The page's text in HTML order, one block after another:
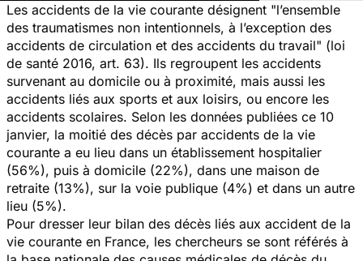
Les accidents de la vie courante désignent "l’ensemble
des traumatismes non intentionnels, à l’exception des
accidents de circulation et des accidents du travail" (loi
de santé 2016, art. 63). Ils regroupent les accidents
survenant au domicile ou à proximité, mais aussi les
accidents liés aux sports et aux loisirs, ou encore les
accidents scolaires. Selon les données publiées ce 10
janvier, la moitié des décès par accidents de la vie
courante a eu lieu dans un établissement hospitalier
(56%), puis à domicile (22%), dans une maison de
retraite (13%), sur la voie publique (4%) et dans un autre
lieu (5%).
Pour dresser leur bilan des décès liés aux accident de la
vie courante en France, les chercheurs se sont référés à